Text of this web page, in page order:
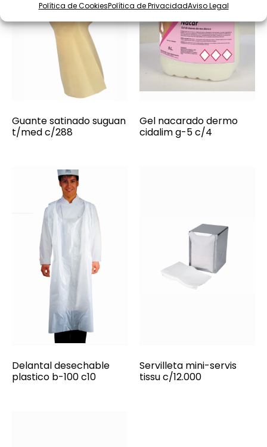
Política de CookiesPolítica de PrivacidadAviso Legal
Guante satinado suguan
t/med c/288
Gel nacarado dermo
cidalim g-5 c/4
Delantal desechable
plastico b-100 c10
Servilleta mini-servis
tissu c/12.000